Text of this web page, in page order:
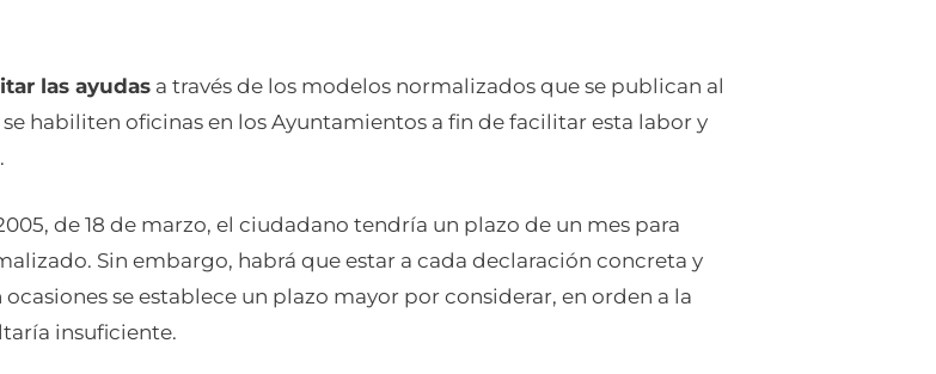
las ayudas a través de los modelos normalizados que se publican al
habiliten oficinas en los Ayuntamientos a fin de facilitar esta labor y
de 18 de marzo, el ciudadano tendría un plazo de un mes para
Sin embargo, habrá que estar a cada declaración concreta y
se establece un plazo mayor por considerar, en orden a la
insuficiente.